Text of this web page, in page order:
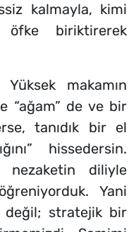
kalmayla, kimi
biriktirerek
makamın
“ağam” de ve bir
tanıdık bir el
hissedersin.
diliyle
Yani
değil; stratejik bir